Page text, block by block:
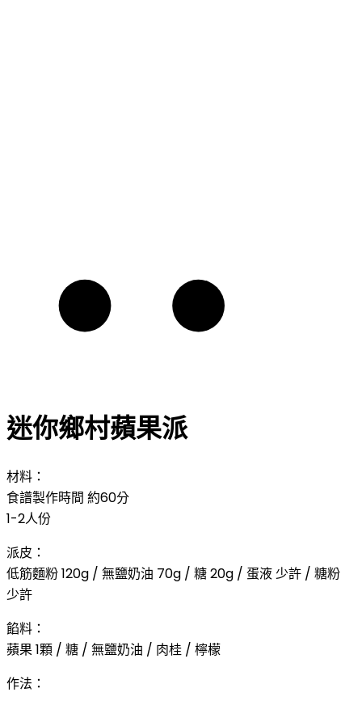
迷你鄉村蘋果派
材料：
食譜製作時間 約60分
1-2人份
派皮：
低筋麵粉 120g / 無鹽奶油 70g / 糖 20g / 蛋液 少許 / 糖粉
少許
餡料：
蘋果 1顆 / 糖 / 無鹽奶油 / 肉桂 / 檸檬
作法：